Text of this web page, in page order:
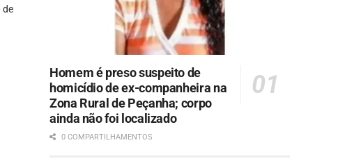
de
Homem é preso suspeito de
homicídio de ex-companheira na
Zona Rural de Peçanha; corpo
ainda não foi localizado
0 COMPARTILHAMENTOS